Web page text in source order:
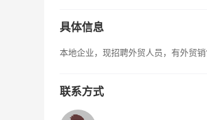
具体信息
本地企业，现招聘外贸人员，有外贸
联系方式